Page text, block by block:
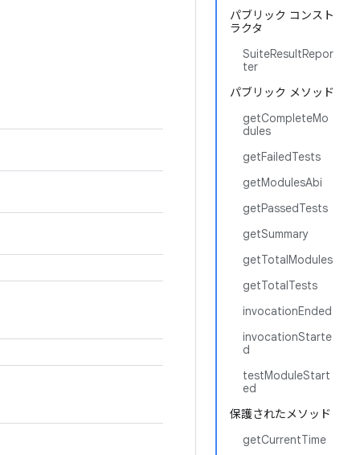
パブリック コンスト
ラクタ
SuiteResultRepor
ter
パブリック メソッド
getCompleteMo
dules
getFailedTests
getModulesAbi
getPassedTests
getSummary
getTotalModules
getTotalTests
invocationEnded
invocationStarte
d
testModuleStart
ed
保護されたメソッド
getCurrentTime